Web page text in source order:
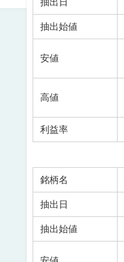
抽出始値
安値
高値
利益率
銘柄名
抽出日
抽出始値